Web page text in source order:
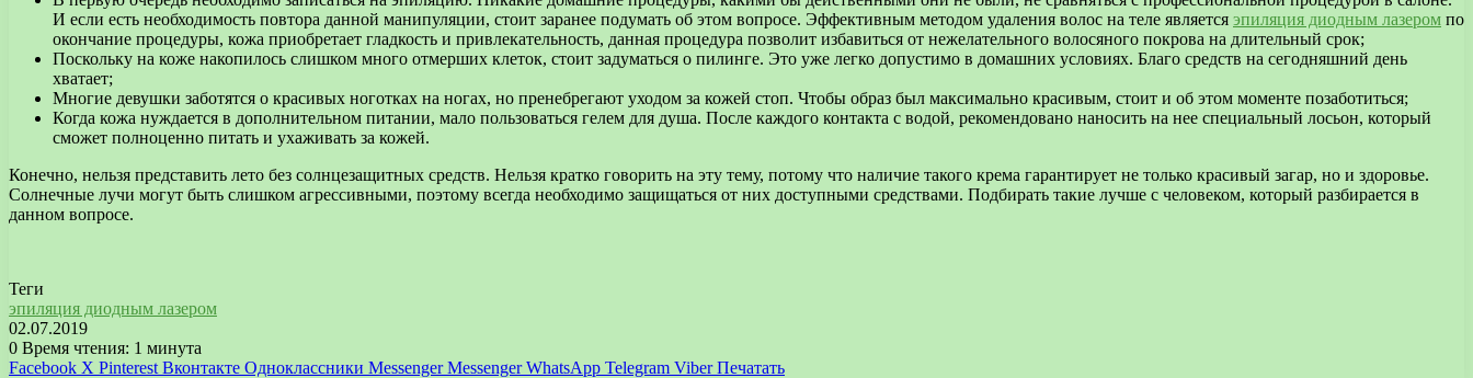
И если есть необходимость повтора данной манипуляции, стоит заранее подумать об этом вопросе. Эффективным методом удаления волос на теле является эпиляция диодным лазером по
окончание процедуры, кожа приобретает гладкость и привлекательность, данная процедура позволит избавиться от нежелательного волосяного покрова на длительный срок;
Поскольку на коже накопилось слишком много отмерших клеток, стоит задуматься о пилинге. Это уже легко допустимо в домашних условиях. Благо средств на сегодняшний день
хватает;
Многие девушки заботятся о красивых ноготках на ногах, но пренебрегают уходом за кожей стоп. Чтобы образ был максимально красивым, стоит и об этом моменте позаботиться;
Когда кожа нуждается в дополнительном питании, мало пользоваться гелем для душа. После каждого контакта с водой, рекомендовано наносить на нее специальный лосьон, который
сможет полноценно питать и ухаживать за кожей.
Конечно, нельзя представить лето без солнцезащитных средств. Нельзя кратко говорить на эту тему, потому что наличие такого крема гарантирует не только красивый загар, но и здоровье.
Солнечные лучи могут быть слишком агрессивными, поэтому всегда необходимо защищаться от них доступными средствами. Подбирать такие лучше с человеком, который разбирается в
данном вопросе.
Теги
эпиляция диодным лазером
02.07.2019
0 Время чтения: 1 минута
Facebook X Pinterest Вконтакте Одноклассники Messenger Messenger WhatsApp Telegram Viber Печатать